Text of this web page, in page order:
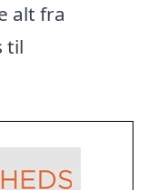
alt fra
til